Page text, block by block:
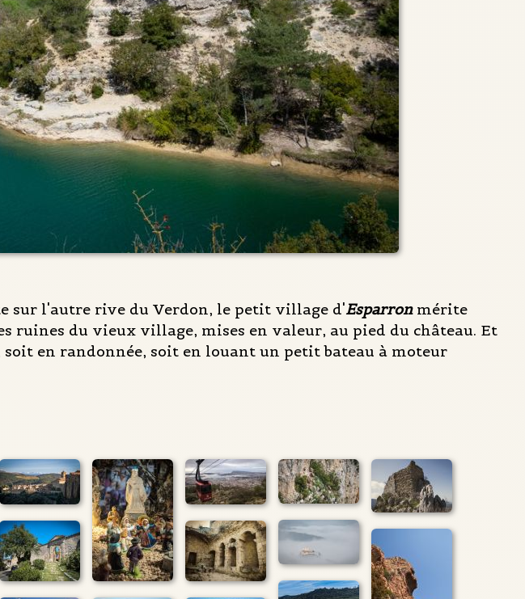
sur l'autre rive du Verdon, le petit village d'Esparronmérite
ruines du vieux village, mises en valeur, au pied du château. Et
en randonnée, soit en louant un petit bateau à moteur